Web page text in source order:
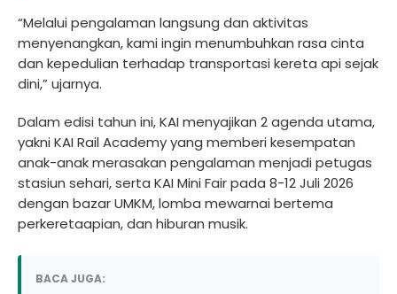
“Melalui pengalaman langsung dan aktivitas
menyenangkan, kami ingin menumbuhkan rasa cinta
dan kepedulian terhadap transportasi kereta api sejak
dini,” ujarnya.
Dalam edisi tahun ini, KAI menyajikan 2 agenda utama,
yakni KAI Rail Academy yang memberi kesempatan
anak-anak merasakan pengalaman menjadi petugas
stasiun sehari, serta KAI Mini Fair pada 8-12 Juli 2026
dengan bazar UMKM, lomba mewarnai bertema
perkeretaapian, dan hiburan musik.
BACA JUGA: